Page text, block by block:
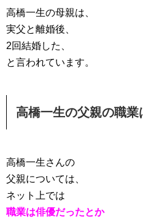
高橋一生の母親は、
実父と離婚後、
2回結婚した、
と言われています。
高橋一生の父親の職業
高橋一生さんの
父親については、
ネット上では
職業は俳優だったとか